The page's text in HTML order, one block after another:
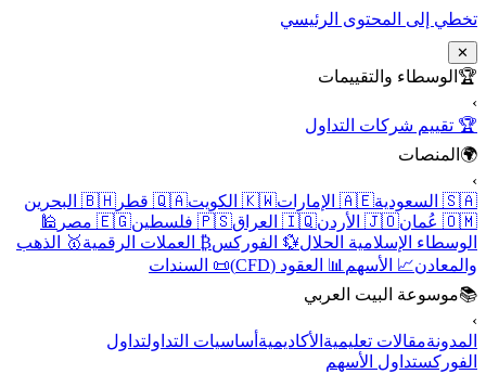
تخطي إلى المحتوى الرئيسي
✕
🏆 الوسطاء والتقييمات
›
🏆 تقييم شركات التداول
🌍 المنصات
›
🇸🇦 السعودية
🇦🇪 الإمارات 🇰🇼 الكويت 🇶🇦 قطر
🇧🇭 البحرين
🇴🇲 عُمان
🇯🇴 الأردن 🇮🇶 العراق 🇵🇸 فلسطين 🇪🇬 مصر
🕌
الوسطاء الإسلامية الحلال💱 الفوركس₿ العملات الرقمية🥇 الذهب
والمعادن📈 الأسهم 📊 العقود (CFD)
📜 السندات
📚موسوعة البيت العربي
›
المدونةمقالات تعليمية الأكاديمية أساسيات التداولتداول
الفوركستداول الأسهم